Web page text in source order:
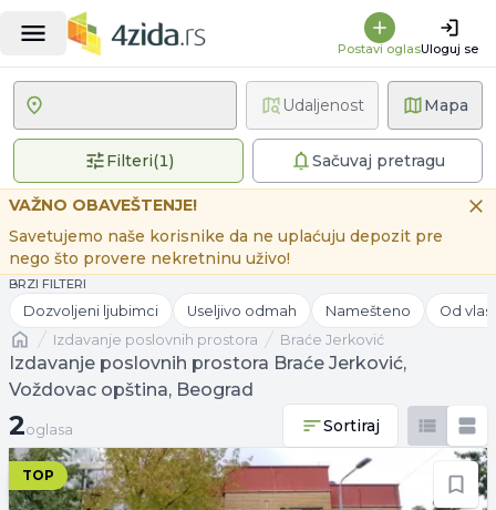
Postavi oglasUloguj se
Mapa
Filteri(1)1 primenjen filterSačuvaj pretragu
Udaljenost
VAŽNO OBAVEŠTENJE!
Savetujemo naše korisnike da ne uplaćuju depozit pre
nego što provere nekretninu uživo!
BRZI FILTERI
Dozvoljeni ljubimci Useljivo odmah Namešteno Od
Naslovnaizdavanje poslovnih prostora Braće Jerković
Izdavanje poslovnih prostora Braće Jerković,
Voždovac opština, Beograd
2 oglasa
2oglasa Sortiraj
TOP